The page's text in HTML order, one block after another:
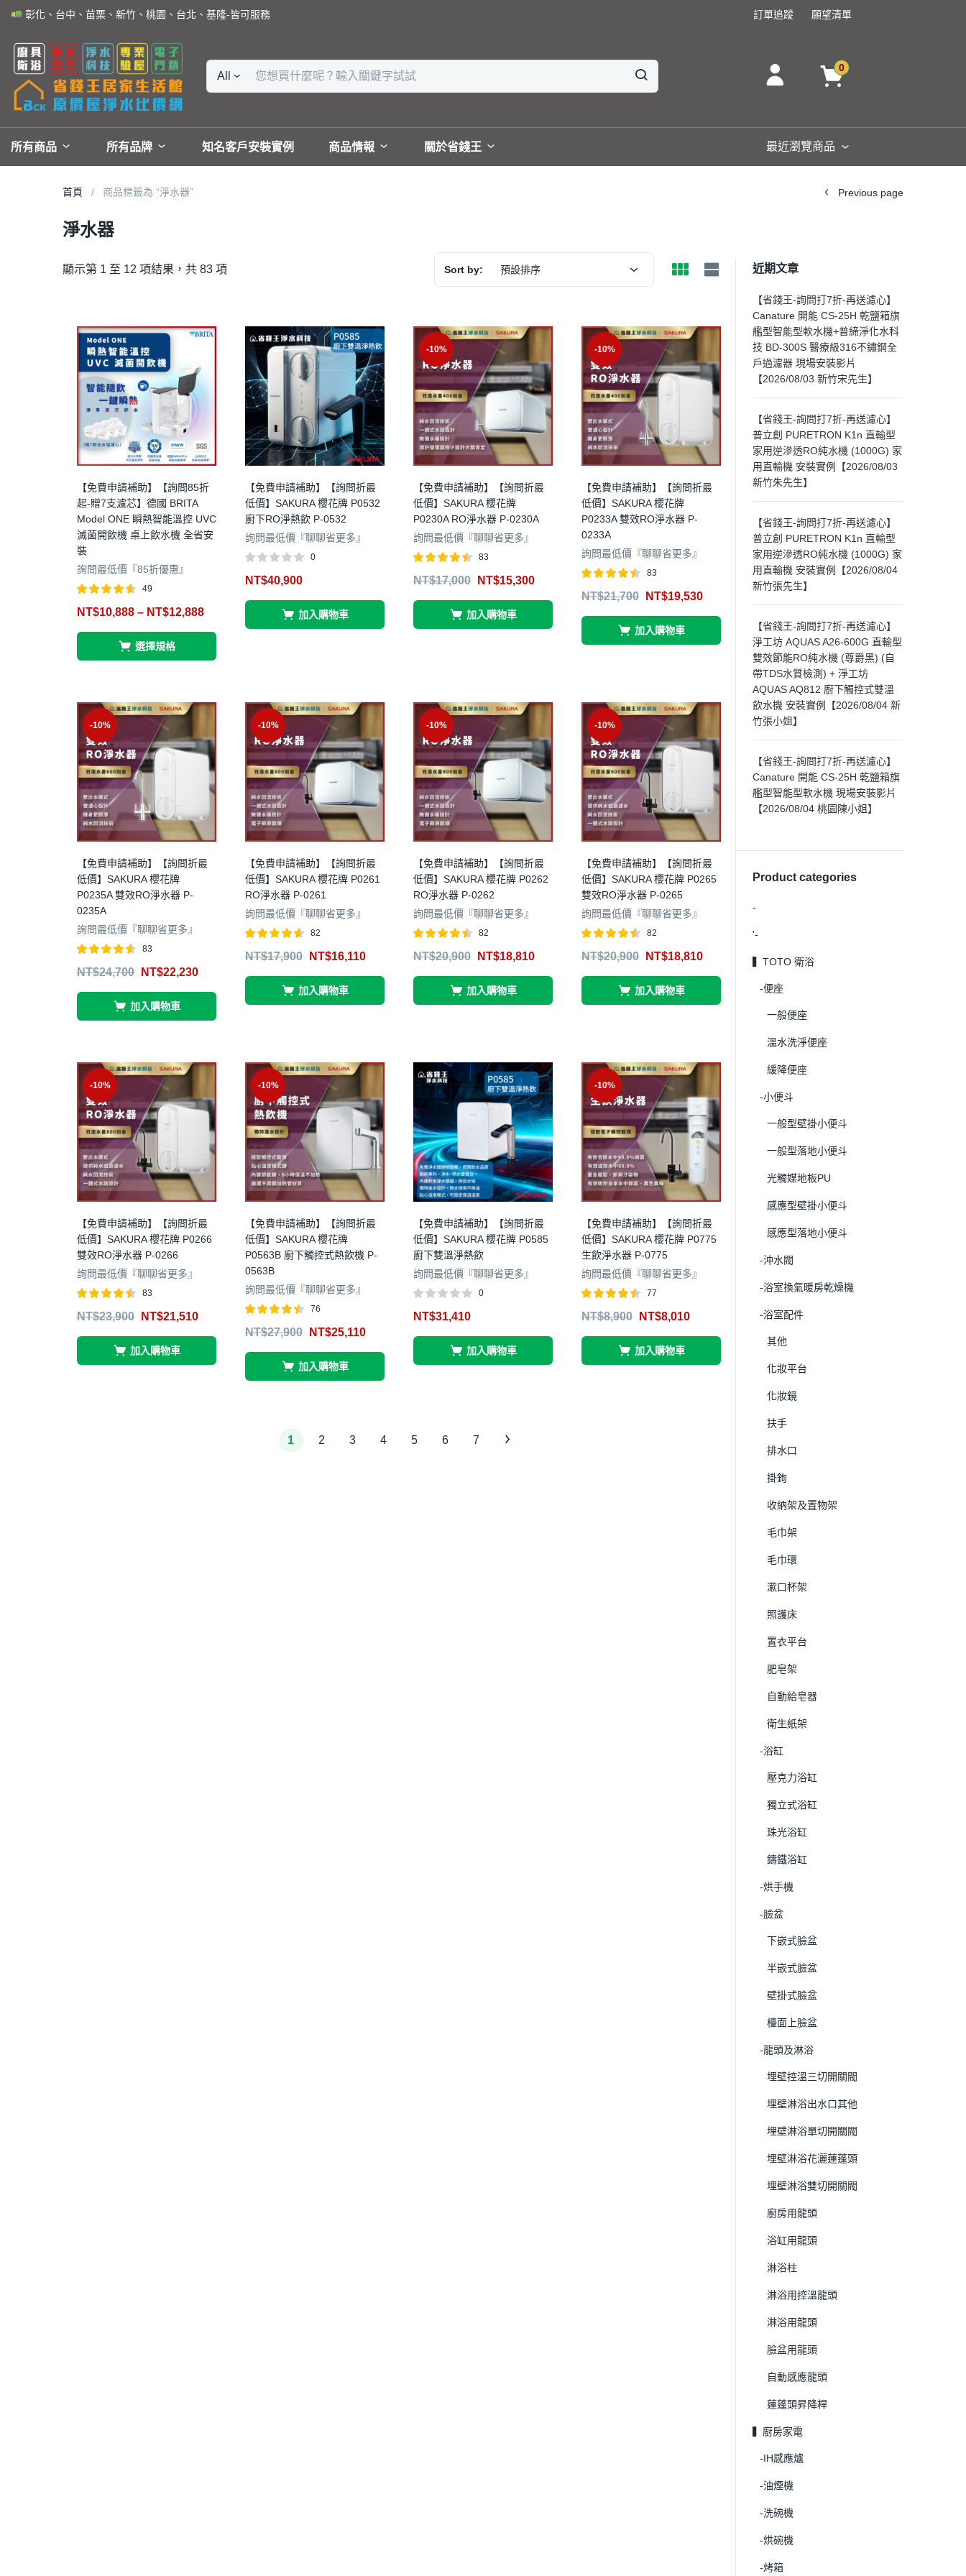
彰化、台中、苗栗、新竹、桃園、台北、基隆-皆可服務 訂單追蹤 願望清單
All
0
所有商品 所有品牌 知名客戶安裝實例 商品情報 關於省錢王 最近瀏覽商品
首頁 商品標籤為 “淨水器” Previous page
淨水器
顯示第 1 至 12 項結果，共 83 項 Sort by: 預設排序
【免費申請補助】【詢問85折
起-贈7支濾芯】德國 BRITA
Model ONE 瞬熱智能溫控 UVC
滅菌開飲機 桌上飲水機 全省安
裝
詢問最低價『85折優惠』
評分4.57
滿分 5
49
NT$10,888 – NT$12,888
選擇規格
【免費申請補助】【詢問折最
低價】SAKURA 櫻花牌 P0532
廚下RO淨熱飲 P-0532
詢問最低價『聊聊省更多』
0
NT$40,900
加入購物車
-10%
【免費申請補助】【詢問折最
低價】SAKURA 櫻花牌
P0230A RO淨水器 P-0230A
詢問最低價『聊聊省更多』
評分4.39
滿分 5
83
NT$17,000 NT$15,300
加入購物車
-10%
【免費申請補助】【詢問折最
低價】SAKURA 櫻花牌
P0233A 雙效RO淨水器 P-
0233A
詢問最低價『聊聊省更多』
評分4.42
滿分 5
83
NT$21,700 NT$19,530
加入購物車
-10%
【免費申請補助】【詢問折最
低價】SAKURA 櫻花牌
P0235A 雙效RO淨水器 P-
0235A
詢問最低價『聊聊省更多』
評分4.51
滿分 5
83
NT$24,700 NT$22,230
加入購物車
-10%
【免費申請補助】【詢問折最
低價】SAKURA 櫻花牌 P0261
RO淨水器 P-0261
詢問最低價『聊聊省更多』
評分4.56
滿分 5
82
NT$17,900 NT$16,110
加入購物車
-10%
【免費申請補助】【詢問折最
低價】SAKURA 櫻花牌 P0262
RO淨水器 P-0262
詢問最低價『聊聊省更多』
評分4.49
滿分 5
82
NT$20,900 NT$18,810
加入購物車
-10%
【免費申請補助】【詢問折最
低價】SAKURA 櫻花牌 P0265
雙效RO淨水器 P-0265
詢問最低價『聊聊省更多』
評分4.44
滿分 5
82
NT$20,900 NT$18,810
加入購物車
-10%
【免費申請補助】【詢問折最
低價】SAKURA 櫻花牌 P0266
雙效RO淨水器 P-0266
詢問最低價『聊聊省更多』
評分4.48
滿分 5
83
NT$23,900 NT$21,510
加入購物車
-10%
【免費申請補助】【詢問折最
低價】SAKURA 櫻花牌
P0563B 廚下觸控式熱飲機 P-
0563B
詢問最低價『聊聊省更多』
評分4.41
滿分 5
76
NT$27,900 NT$25,110
加入購物車
【免費申請補助】【詢問折最
低價】SAKURA 櫻花牌 P0585
廚下雙溫淨熱飲
詢問最低價『聊聊省更多』
0
NT$31,410
加入購物車
-10%
【免費申請補助】【詢問折最
低價】SAKURA 櫻花牌 P0775
生飲淨水器 P-0775
詢問最低價『聊聊省更多』
評分4.45
滿分 5
77
NT$8,900 NT$8,010
加入購物車
1 2 3 4 5 6 7
近期文章
【省錢王-詢問打7折-再送濾心】
Canature 開能 CS-25H 乾鹽箱旗
艦型智能型軟水機+普締淨化水科
技 BD-300S 醫療級316不鏽鋼全
戶過濾器 現場安裝影片
【2026/08/03 新竹宋先生】
【省錢王-詢問打7折-再送濾心】
普立創 PURETRON K1n 直輸型
家用逆滲透RO純水機 (1000G) 家
用直輸機 安裝實例【2026/08/03
新竹朱先生】
【省錢王-詢問打7折-再送濾心】
普立創 PURETRON K1n 直輸型
家用逆滲透RO純水機 (1000G) 家
用直輸機 安裝實例【2026/08/04
新竹張先生】
【省錢王-詢問打7折-再送濾心】
淨工坊 AQUAS A26-600G 直輸型
雙效節能RO純水機 (尊爵黑) (自
帶TDS水質檢測) + 淨工坊
AQUAS AQ812 廚下觸控式雙溫
飲水機 安裝實例【2026/08/04 新
竹張小姐】
【省錢王-詢問打7折-再送濾心】
Canature 開能 CS-25H 乾鹽箱旗
艦型智能型軟水機 現場安裝影片
【2026/08/04 桃園陳小姐】
Product categories
-
'-
▍TOTO 衛浴
-便座
一般便座
溫水洗淨便座
緩降便座
-小便斗
一般型壁掛小便斗
一般型落地小便斗
光觸媒地板PU
感應型壁掛小便斗
感應型落地小便斗
-沖水閥
-浴室換氣暖房乾燥機
-浴室配件
其他
化妝平台
化妝鏡
扶手
排水口
掛鉤
收納架及置物架
毛巾架
毛巾環
漱口杯架
照護床
置衣平台
肥皂架
自動給皂器
衛生紙架
-浴缸
壓克力浴缸
獨立式浴缸
珠光浴缸
鑄鐵浴缸
-烘手機
-臉盆
下嵌式臉盆
半嵌式臉盆
壁掛式臉盆
檯面上臉盆
-龍頭及淋浴
埋壁控溫三切開關閥
埋壁淋浴出水口其他
埋壁淋浴單切開關閥
埋壁淋浴花灑蓮蓬頭
埋壁淋浴雙切開關閥
廚房用龍頭
浴缸用龍頭
淋浴柱
淋浴用控溫龍頭
淋浴用龍頭
臉盆用龍頭
自動感應龍頭
蓮蓬頭昇降桿
▍廚房家電
-IH感應爐
-油煙機
-洗碗機
-烘碗機
-烤箱